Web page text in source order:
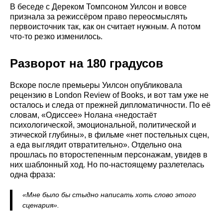
В беседе с Дереком Томпсоном Уилсон и вовсе
признала за режиссёром право переосмыслять
первоисточник так, как он считает нужным. А потом
что-то резко изменилось.
Разворот на 180 градусов
Вскоре после премьеры Уилсон опубликовала
рецензию в London Review of Books, и вот там уже не
осталось и следа от прежней дипломатичности. По её
словам, «Одиссее» Нолана «недостаёт
психологической, эмоциональной, политической и
этической глубины», в фильме «нет постельных сцен,
а еда выглядит отвратительно». Отдельно она
прошлась по второстепенным персонажам, увидев в
них шаблонный ход. Но по-настоящему разлетелась
одна фраза:
«Мне было бы стыдно написать хоть слово этого
сценария».